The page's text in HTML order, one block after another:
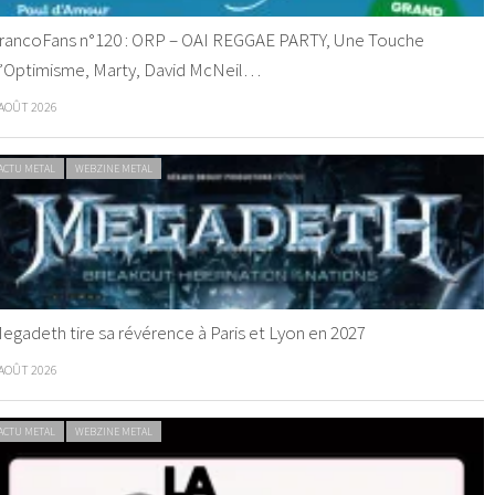
n°120 : ORP – OAI REGGAE PARTY, Une Touche
Marty, David McNeil…
2026
METAL WEBZINE METAL
tire sa révérence à Paris et Lyon en 2027
2026
METAL WEBZINE METAL